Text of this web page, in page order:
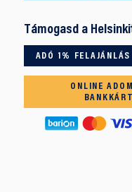
Támogasd a
ADÓ 1% FELAJÁNLÁS
ONLINE